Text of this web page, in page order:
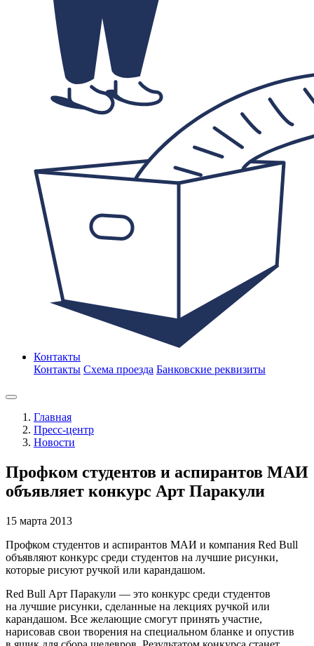
Контакты
Контакты Схема проезда Банковские реквизиты
Главная
Пресс-центр
Новости
Профком студентов и аспирантов МАИ
объявляет конкурс Арт Паракули
15 марта 2013
Профком студентов и аспирантов МАИ и компания Red Bull
объявляют конкурс среди студентов на лучшие рисунки,
которые рисуют ручкой или карандашом.
Red Bull Арт Паракули — это конкурс среди студентов
на лучшие рисунки, сделанные на лекциях ручкой или
карандашом. Все желающие смогут принять участие,
нарисовав свои творения на специальном бланке и опустив